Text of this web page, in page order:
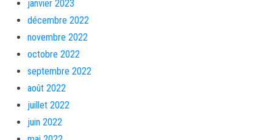
janvier 2023
décembre 2022
novembre 2022
octobre 2022
septembre 2022
août 2022
juillet 2022
juin 2022